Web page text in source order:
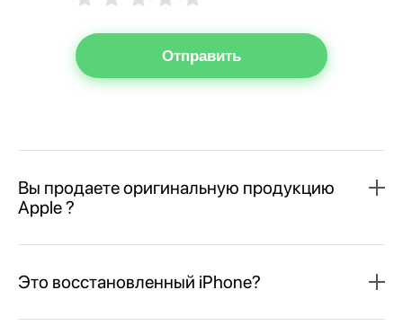
Отправить
Вы продаете оригинальную продукцию
Apple ?
Это восстановленный iPhone?